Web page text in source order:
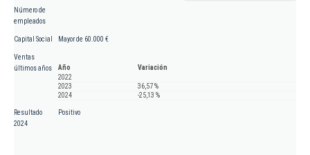
Número de
empleados
Capital Social Mayor de 60.000 €
Ventas
últimos años
Año
Variación
2022
2023
36,57 %
2024
-25,13 %
Resultado
2024
Positivo